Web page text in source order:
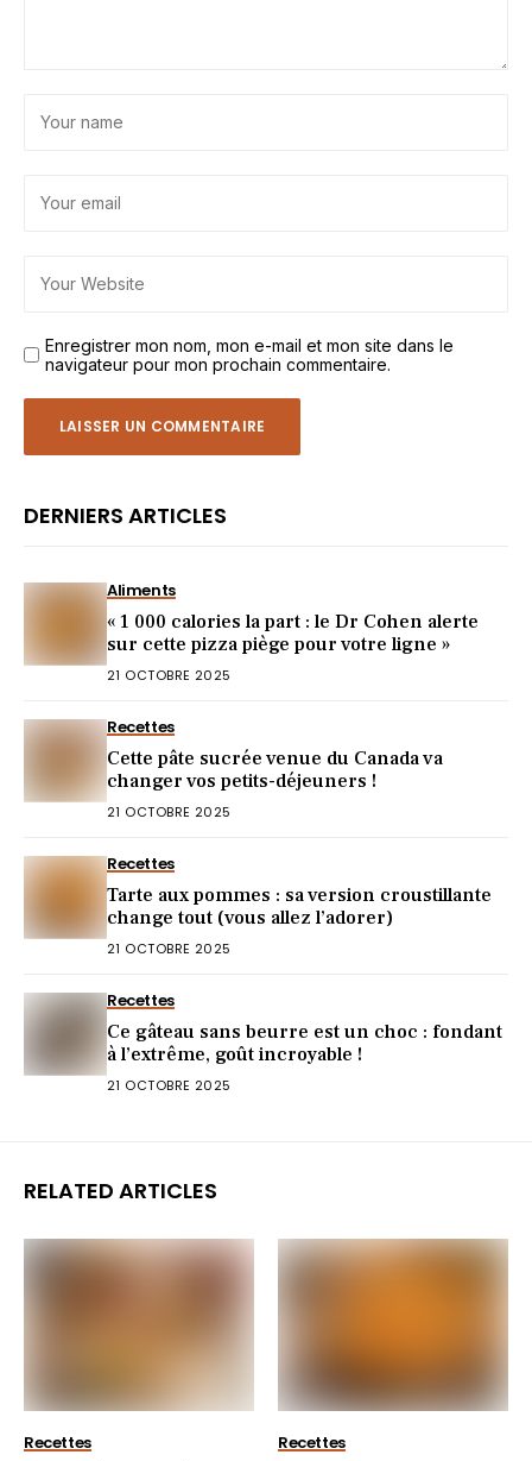
Enregistrer mon nom, mon e-mail et mon site dans le
navigateur pour mon prochain commentaire.
DERNIERS ARTICLES
Aliments
« 1 000 calories la part : le Dr Cohen alerte
sur cette pizza piège pour votre ligne »
21 OCTOBRE 2025
Recettes
Cette pâte sucrée venue du Canada va
changer vos petits-déjeuners !
21 OCTOBRE 2025
Recettes
Tarte aux pommes : sa version croustillante
change tout (vous allez l’adorer)
21 OCTOBRE 2025
Recettes
Ce gâteau sans beurre est un choc : fondant
à l’extrême, goût incroyable !
21 OCTOBRE 2025
RELATED ARTICLES
Recettes Recettes